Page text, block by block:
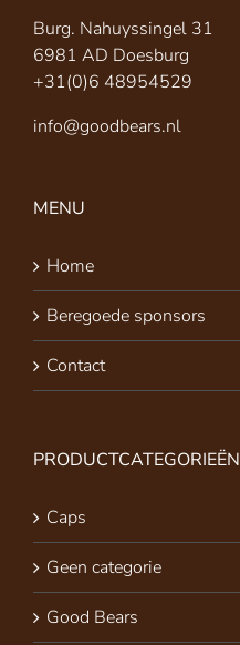
Burg. Nahuyssingel 31
6981 AD Doesburg
+31(0)6 48954529
info@goodbears.nl
MENU
Home
Beregoede sponsors
Contact
PRODUCTCATEGORIEËN
Caps
Geen categorie
Good Bears